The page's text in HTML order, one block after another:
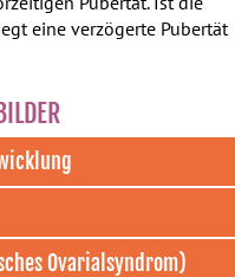
eine verzögerte Pubertät
Ovarialsyndrom)